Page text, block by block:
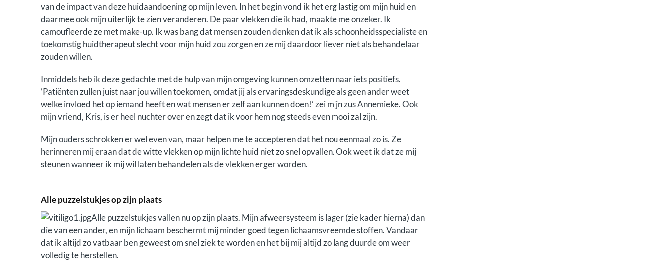
van de impact van deze huidaandoening op mijn leven. In het begin vond ik het erg lastig om mijn huid en
daarmee ook mijn uiterlijk te zien veranderen. De paar vlekken die ik had, maakte me onzeker. Ik
camoufleerde ze met make-up. Ik was bang dat mensen zouden denken dat ik als schoonheidsspecialiste en
toekomstig huidtherapeut slecht voor mijn huid zou zorgen en ze mij daardoor liever niet als behandelaar
zouden willen.
Inmiddels heb ik deze gedachte met de hulp van mijn omgeving kunnen omzetten naar iets positiefs.
‘Patiënten zullen juist naar jou willen toekomen, omdat jij als ervaringsdeskundige als geen ander weet
welke invloed het op iemand heeft en wat mensen er zelf aan kunnen doen!’ zei mijn zus Annemieke. Ook
mijn vriend, Kris, is er heel nuchter over en zegt dat ik voor hem nog steeds even mooi zal zijn.
Mijn ouders schrokken er wel even van, maar helpen me te accepteren dat het nou eenmaal zo is. Ze
herinneren mij eraan dat de witte vlekken op mijn lichte huid niet zo snel opvallen. Ook weet ik dat ze mij
steunen wanneer ik mij wil laten behandelen als de vlekken erger worden.
Alle puzzelstukjes op zijn plaats
Alle puzzelstukjes vallen nu op zijn plaats. Mijn afweersysteem is lager (zie kader hierna) dan
die van een ander, en mijn lichaam beschermt mij minder goed tegen lichaamsvreemde stoffen. Vandaar
dat ik altijd zo vatbaar ben geweest om snel ziek te worden en het bij mij altijd zo lang duurde om weer
volledig te herstellen.